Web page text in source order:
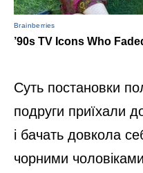
Суть постановки
подруги приїхали
і бачать довкола
чорними